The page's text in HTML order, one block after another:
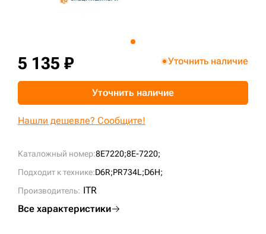
Каталожный номер:8E7220;8E-7220;
Подходит к технике:D6R;PR734L;D6H;
Производитель: ITR
Все характеристики
5 135 ₽ Уточнить наличие
Уточнить наличие
Нашли дешевле? Сообщите!